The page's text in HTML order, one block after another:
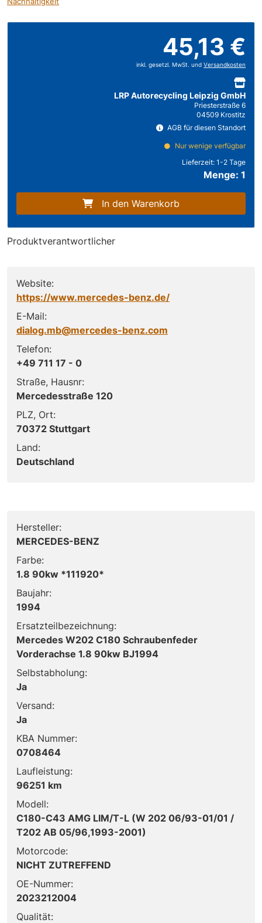
45,13 €
inkl. gesetzl. MwSt. und Versandkosten
LRP Autorecycling Leipzig GmbH
Priesterstraße 6
04509 Krostitz
AGB für diesen Standort
Nur wenige verfügbar
Lieferzeit: 1-2 Tage
Menge: 1
In den Warenkorb
Produktverantwortlicher
Website:
https://www.mercedes-benz.de/
E-Mail:
dialog.mb@mercedes-benz.com
Telefon:
+49 711 17 - 0
Straße, Hausnr:
Mercedesstraße 120
PLZ, Ort:
70372 Stuttgart
Land:
Deutschland
Hersteller:
MERCEDES-BENZ
Farbe:
1.8 90kw *111920*
Baujahr:
1994
Ersatzteilbezeichnung:
Mercedes W202 C180 Schraubenfeder
Vorderachse 1.8 90kw BJ1994
Selbstabholung:
Ja
Versand:
Ja
KBA Nummer:
0708464
Laufleistung:
96251 km
Modell:
C180-C43 AMG LIM/T-L (W 202 06/93-01/01 /
T202 AB 05/96,1993-2001)
Motorcode:
NICHT ZUTREFFEND
OE-Nummer:
2023212004
Qualität: